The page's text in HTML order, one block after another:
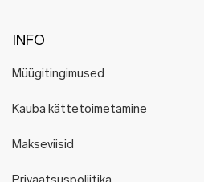
INFO
Müügitingimused
Kauba kättetoimetamine
Makseviisid